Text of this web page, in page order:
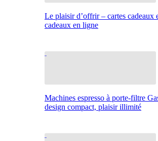
Le plaisir d’offrir – cartes cadeaux
cadeaux en ligne
Machines espresso à porte-filtre
design compact, plaisir illimité